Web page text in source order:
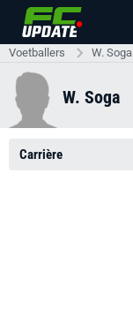
Voetballers W. Soga
W. Soga
Carrière